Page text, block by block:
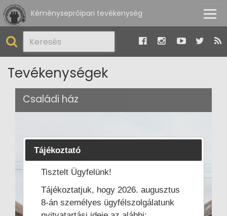
Kéményseprőipari tevékenység
Tevékenységek
Családi ház
Tájékoztató
Tisztelt Ügyfelünk!
Tájékoztatjuk, hogy 2026. augusztus
8-án személyes ügyfélszolgálatunk